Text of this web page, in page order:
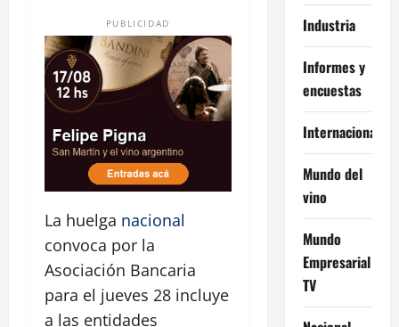
PUBLICIDAD
La huelga nacional
convoca por la
Asociación Bancaria
para el jueves 28 incluye
a las entidades
Industria
Informes y
encuestas
Internacional
Mundo del
vino
Mundo
Empresarial
TV